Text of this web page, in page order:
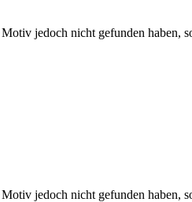
jedoch nicht gefunden haben,
jedoch nicht gefunden haben,